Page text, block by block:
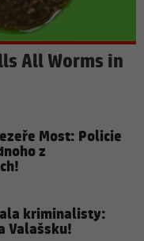
All Worms in
Most: Policie
z
kriminalisty:
Valašsku!